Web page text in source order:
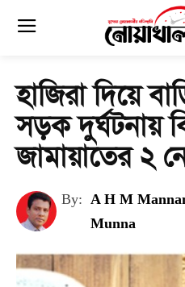
হাজিরা দিয়ে
সড়ক দুর্ঘটনায়
জামায়াতের ২
By: A H M
Munna